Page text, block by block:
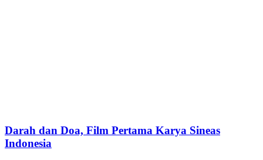
Darah dan Doa, Film Pertama Karya Sineas
Indonesia